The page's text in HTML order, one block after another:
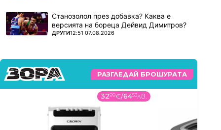
Станозолол през добавка? Каква е
версията на бореца Дейвид Димитров?
ПОВЕЧЕ ОТ
ДРУГИ12:51 07.08.2026
РАЗГЛЕДАЙ БРОШУРАТА
3299€/6453лв.